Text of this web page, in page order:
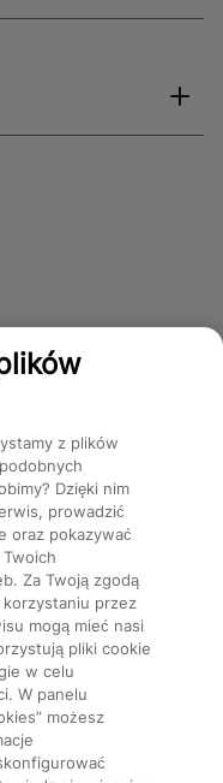
CMS
z plików
Dzięki nim
prowadzić
oraz pokazywać
Za Twoją zgodą
przez
mogą mieć nasi
pliki cookie
w celu
W panelu
możesz